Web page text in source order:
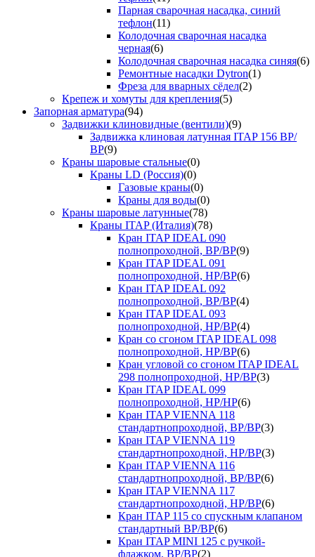
Парная сварочная насадка, синий
тефлон(11)
Колодочная сварочная насадка
черная(6)
Колодочная сварочная насадка синяя(6)
Ремонтные насадки Dytron(1)
Фреза для вварных сёдел(2)
Крепеж и хомуты для крепления(5)
Запорная арматура(94)
Задвижки клиновидные (вентили)(9)
Задвижка клиновая латунная ITAP 156 ВР/
ВР(9)
Краны шаровые стальные(0)
Краны LD (Россия)(0)
Газовые краны(0)
Краны для воды(0)
Краны шаровые латунные(78)
Краны ITAP (Италия)(78)
Кран ITAP IDEAL 090
полнопроходной, ВР/ВР(9)
Кран ITAP IDEAL 091
полнопроходной, НР/ВР(6)
Кран ITAP IDEAL 092
полнопроходной, ВР/ВР(4)
Кран ITAP IDEAL 093
полнопроходной, НР/ВР(4)
Кран со сгоном ITAP IDEAL 098
полнопроходной, НР/ВР(6)
Кран угловой со сгоном ITAP IDEAL
298 полнопроходной, НР/ВР(3)
Кран ITAP IDEAL 099
полнопроходной, НР/НР(6)
Кран ITAP VIENNA 118
стандартнопроходной, ВР/ВР(3)
Кран ITAP VIENNA 119
стандартнопроходной, НР/ВР(3)
Кран ITAP VIENNA 116
стандартнопроходной, ВР/ВР(6)
Кран ITAP VIENNA 117
стандартнопроходной, НР/ВР(6)
Кран ITAP 115 со спускным клапаном
стандартный ВР/ВР(6)
Кран ITAP MINI 125 с ручкой-
флажком, ВР/ВР(2)